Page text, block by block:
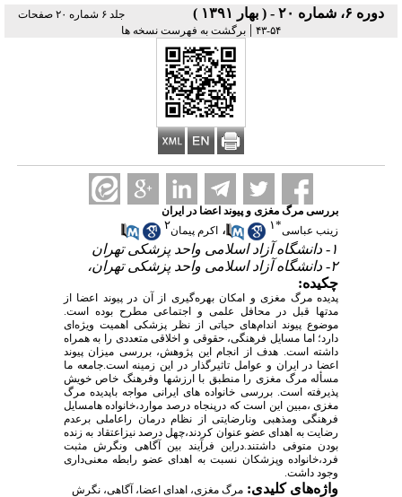
دوره ۶، شماره ۲۰ - ( بهار ۱۳۹۱ )
جلد ۶ شماره ۲۰ صفحات
۵۴-۴۳
| برگشت به فهرست نسخه ها
بررسی مرگ مغزی و پیوند اعضا در ایران
زینب عباسی*۱ ، اکرم پیمان۲
۱- دانشگاه آزاد اسلامی واحد پزشکی تهران
۲- دانشگاه آزاد اسلامی واحد پزشکی تهران،
چکیده:
پدیده مرگ مغزی و امکان بهره‌گیری از آن در پیوند اعضا از
مدتها قبل در محافل علمی و اجتماعی مطرح بوده است.
موضوع پیوند اندام‌های حیاتی از نظر پزشکی اهمیت ویژه‌ای
دارد؛ اما مسایل فرهنگی، حقوقی و اخلاقی متعددی را به همراه
داشته است. هدف از انجام این پژوهش، بررسی میزان پیوند
اعضا در ایران و عوامل تاثیرگذار در این زمینه است.جامعه ما
مسأله مرگ مغزی را منطبق با ارزشها وفرهنگ خاص خویش
پذیرفته است. بررسی خانواده های ایرانی مواجه باپدیده مرگ
مغزی ،مبین این است که درپنجاه درصد موارد،خانواده هامسایل
فرهنگی ومذهبی ونارضایتی از نظام درمان راعاملی برعدم
رضایت به اهدای عضو عنوان کردند،چهل درصد نیزاعتقاد به زنده
بودن متوفی داشتند.دراین فرآیند بین آگاهی ونگرش مثبت
فرد،خانواده وپزشکان نسبت به اهدای عضو رابطه معنی‌داری
وجود داشت.
واژه‌های کلیدی: مرگ مغزی، اهدای اعضا، آگاهی، نگرش